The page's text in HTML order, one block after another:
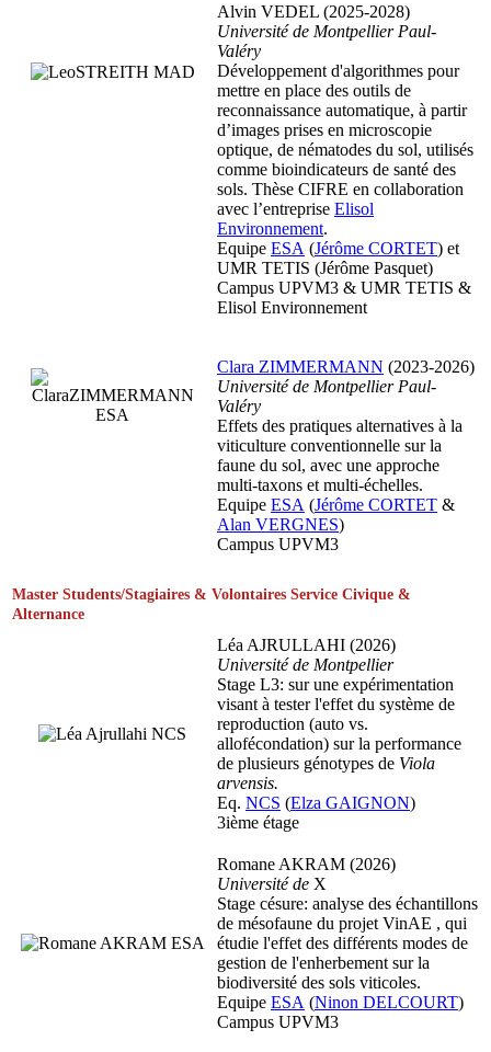
Alvin VEDEL (2025-2028)
Université de Montpellier Paul-
Valéry
Développement d'algorithmes pour
mettre en place des outils de
reconnaissance automatique, à partir
d’images prises en microscopie
optique, de nématodes du sol, utilisés
comme bioindicateurs de santé des
sols. Thèse CIFRE en collaboration
avec l’entreprise Elisol
Environnement.
Equipe ESA (Jérôme CORTET) et
UMR TETIS (Jérôme Pasquet)
Campus UPVM3 & UMR TETIS &
Elisol Environnement
Clara ZIMMERMANN (2023-2026)
Université de Montpellier Paul-
Valéry
Effets des pratiques alternatives à la
viticulture conventionnelle sur la
faune du sol, avec une approche
multi-taxons et multi-échelles.
Equipe ESA (Jérôme CORTET &
Alan VERGNES)
Campus UPVM3
Master Students/Stagiaires & Volontaires Service Civique &
Alternance
Léa AJRULLAHI (2026)
Université de Montpellier
Stage L3: sur une expérimentation
visant à tester l'effet du système de
reproduction (auto vs.
allofécondation) sur la performance
de plusieurs génotypes de Viola
arvensis.
Eq. NCS (Elza GAIGNON)
3ième étage
Romane AKRAM (2026)
Université de X
Stage césure: analyse des échantillons
de mésofaune du projet VinAE , qui
étudie l'effet des différents modes de
gestion de l'enherbement sur la
biodiversité des sols viticoles.
Equipe ESA (Ninon DELCOURT)
Campus UPVM3